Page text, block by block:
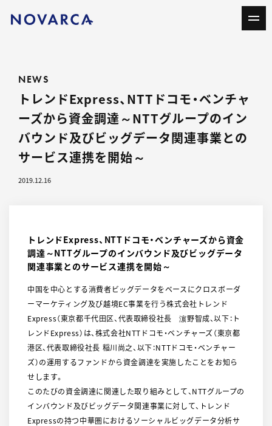
NEWS
トレンドExpress、NTTドコモ・ベンチャ
ーズから資金調達～NTTグループのイン
バウンド及びビッグデータ関連事業との
サービス連携を開始～
2019.12.16
トレンドExpress、NTTドコモ・ベンチャーズから資金
調達～NTTグループのインバウンド及びビッグデータ
関連事業とのサービス連携を開始～
中国を中心とする消費者ビッグデータをベースにクロスボーダ
ーマーケティング及び越境EC事業を行う株式会社トレンド
Express（東京都千代田区、代表取締役社長 濵野智成、以下：ト
レンドExpress）は、株式会社NTTドコモ・ベンチャーズ（東京都
港区、代表取締役社長 稲川尚之、以下：NTTドコモ・ベンチャー
ズ）の運用するファンドから資金調達を実施したことをお知ら
せします。
このたびの資金調達に関連した取り組みとして、NTTグループの
インバウンド及びビッグデータ関連事業に対して、トレンド
Expressの持つ中華圏におけるソーシャルビッグデータ分析サ